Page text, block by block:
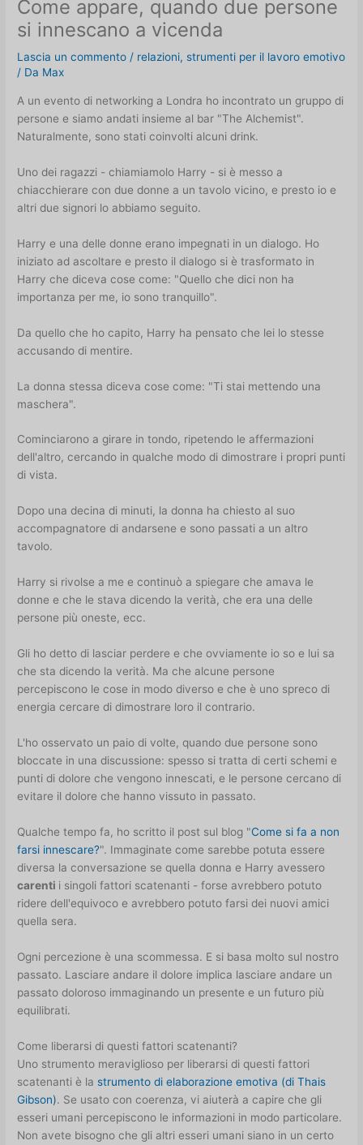
Come appare, quando due persone
si innescano a vicenda
Lascia un commento / relazioni, strumenti per il lavoro emotivo
/ Da Max
A un evento di networking a Londra ho incontrato un gruppo di
persone e siamo andati insieme al bar "The Alchemist".
Naturalmente, sono stati coinvolti alcuni drink.
Uno dei ragazzi - chiamiamolo Harry - si è messo a
chiacchierare con due donne a un tavolo vicino, e presto io e
altri due signori lo abbiamo seguito.
Harry e una delle donne erano impegnati in un dialogo. Ho
iniziato ad ascoltare e presto il dialogo si è trasformato in
Harry che diceva cose come: "Quello che dici non ha
importanza per me, io sono tranquillo".
Da quello che ho capito, Harry ha pensato che lei lo stesse
accusando di mentire.
La donna stessa diceva cose come: "Ti stai mettendo una
maschera".
Cominciarono a girare in tondo, ripetendo le affermazioni
dell'altro, cercando in qualche modo di dimostrare i propri punti
di vista.
Dopo una decina di minuti, la donna ha chiesto al suo
accompagnatore di andarsene e sono passati a un altro
tavolo.
Harry si rivolse a me e continuò a spiegare che amava le
donne e che le stava dicendo la verità, che era una delle
persone più oneste, ecc.
Gli ho detto di lasciar perdere e che ovviamente io so e lui sa
che sta dicendo la verità. Ma che alcune persone
percepiscono le cose in modo diverso e che è uno spreco di
energia cercare di dimostrare loro il contrario.
L'ho osservato un paio di volte, quando due persone sono
bloccate in una discussione: spesso si tratta di certi schemi e
punti di dolore che vengono innescati, e le persone cercano di
evitare il dolore che hanno vissuto in passato.
Qualche tempo fa, ho scritto il post sul blog "Come si fa a non
farsi innescare?". Immaginate come sarebbe potuta essere
diversa la conversazione se quella donna e Harry avessero
carenti i singoli fattori scatenanti - forse avrebbero potuto
ridere dell'equivoco e avrebbero potuto farsi dei nuovi amici
quella sera.
Ogni percezione è una scommessa. E si basa molto sul nostro
passato. Lasciare andare il dolore implica lasciare andare un
passato doloroso immaginando un presente e un futuro più
equilibrati.
Come liberarsi di questi fattori scatenanti?
Uno strumento meraviglioso per liberarsi di questi fattori
scatenanti è la strumento di elaborazione emotiva (di Thais
Gibson). Se usato con coerenza, vi aiuterà a capire che gli
esseri umani percepiscono le informazioni in modo particolare.
Non avete bisogno che gli altri esseri umani siano in un certo